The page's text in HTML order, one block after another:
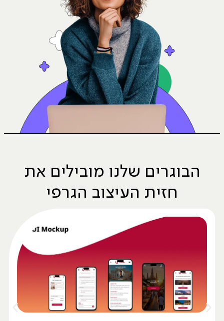
הבוגרים שלנו מובילים את
חזית העיצוב הגרפי